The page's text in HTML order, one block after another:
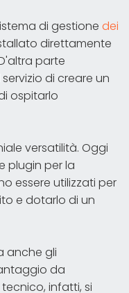
di gestione dei
direttamente
parte
di creare un
ospitarlo
versatilità. Oggi
plugin per la
essere utilizzati per
e dotarlo di un
anche gli
da
infatti, si